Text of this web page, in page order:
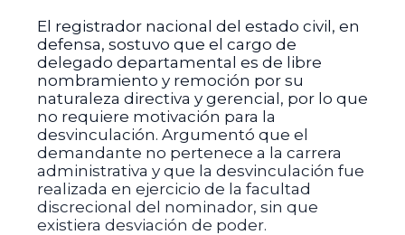
El registrador nacional del estado civil, en
defensa, sostuvo que el cargo de
delegado departamental es de libre
nombramiento y remoción por su
naturaleza directiva y gerencial, por lo que
no requiere motivación para la
desvinculación. Argumentó que el
demandante no pertenece a la carrera
administrativa y que la desvinculación fue
realizada en ejercicio de la facultad
discrecional del nominador, sin que
existiera desviación de poder.